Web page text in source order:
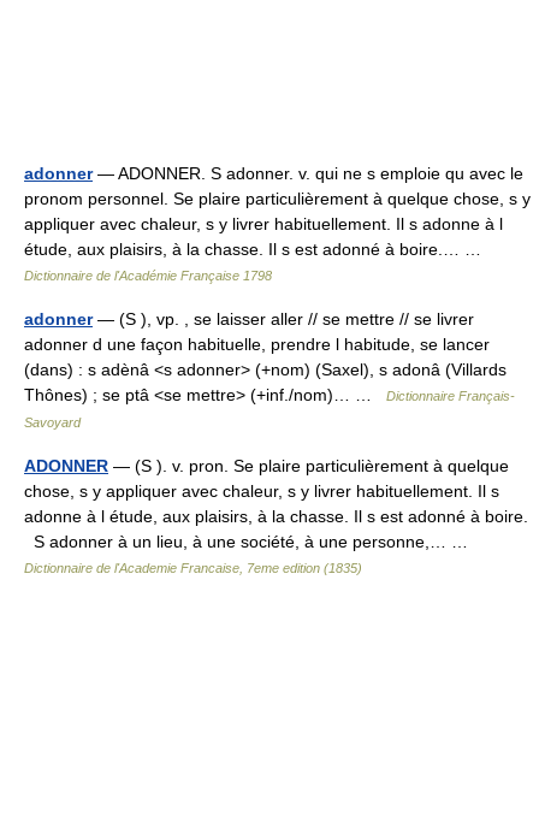
adonner— ADONNER. S adonner. v. qui ne s emploie qu avec le
pronom personnel. Se plaire particulièrement à quelque chose, s y
appliquer avec chaleur, s y livrer habituellement. Il s adonne à l
étude, aux plaisirs, à la chasse. Il s est adonné à boire.… …
Dictionnaire de l'Académie Française 1798
adonner— (S ), vp. , se laisser aller // se mettre // se livrer
adonner d une façon habituelle, prendre l habitude, se lancer
(dans) : s adènâ <s adonner> (+nom) (Saxel), s adonâ (Villards
Thônes) ; se ptâ <se mettre> (+inf./nom)… …
Dictionnaire Français-
Savoyard
ADONNER — (S ). v. pron. Se plaire particulièrement à quelque
chose, s y appliquer avec chaleur, s y livrer habituellement. Il s
adonne à l étude, aux plaisirs, à la chasse. Il s est adonné à boire.
S adonner à un lieu, à une société, à une personne,… …
Dictionnaire de l'Academie Francaise, 7eme edition (1835)